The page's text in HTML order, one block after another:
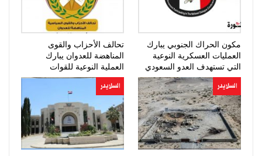
مكون الحراك الجنوبي يبارك
العمليات العسكرية النوعية
التي تستهدف العدو السعودي
تحالف الأحزاب والقوى
المناهضة للعدوان يبارك
العملية النوعية للقوات
المسلحة
السلايدر السلايدر